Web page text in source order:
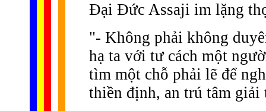
Ðại Ðức Assaji im lặng
"- Không phải không
hạ ta với tư cách một
tìm một chỗ phải lẽ để
thiền định, an trú tâm giải